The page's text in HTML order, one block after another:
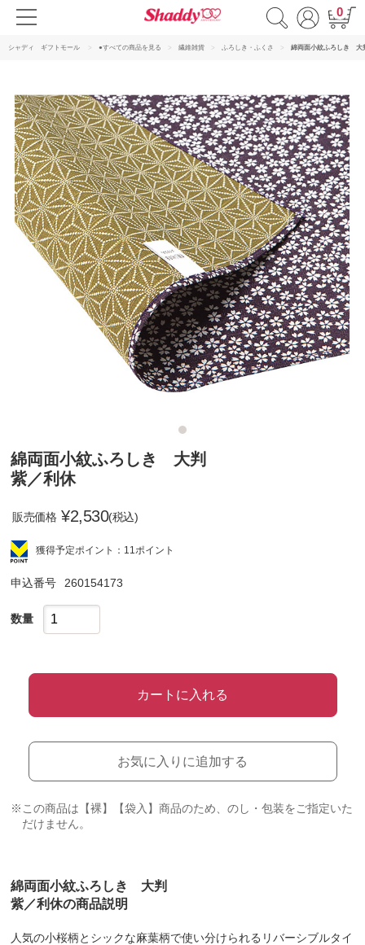
0
シャディ ギフトモール ●すべての商品を見る 繊維雑貨 ふろしき・ふくさ 綿両面小紋ふろしき 大
綿両面小紋ふろしき 大判
紫／利休
販売価格 ¥2,530(税込)
獲得予定ポイント：11ポイント
申込番号 260154173
数量
カートに入れる
お気に入りに追加する
※この商品は【裸】【袋入】商品のため、のし・包装をご指定いた
だけません。
綿両面小紋ふろしき 大判
紫／利休の商品説明
人気の小桜柄とシックな麻葉柄で使い分けられるリバーシブルタイ